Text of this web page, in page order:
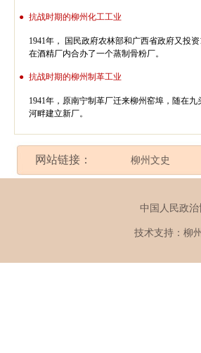
● 抗战时期的柳州化工工业
1941年， 国民政府农林部和广西省政府又投资
在酒精厂内合办了一个蒸制骨粉厂。
● 抗战时期的柳州制革工业
1941年，原南宁制革厂迁来柳州窑埠，随在九
河畔建立新厂。
网站链接： 柳州文史
中国人民政
技术支持：柳